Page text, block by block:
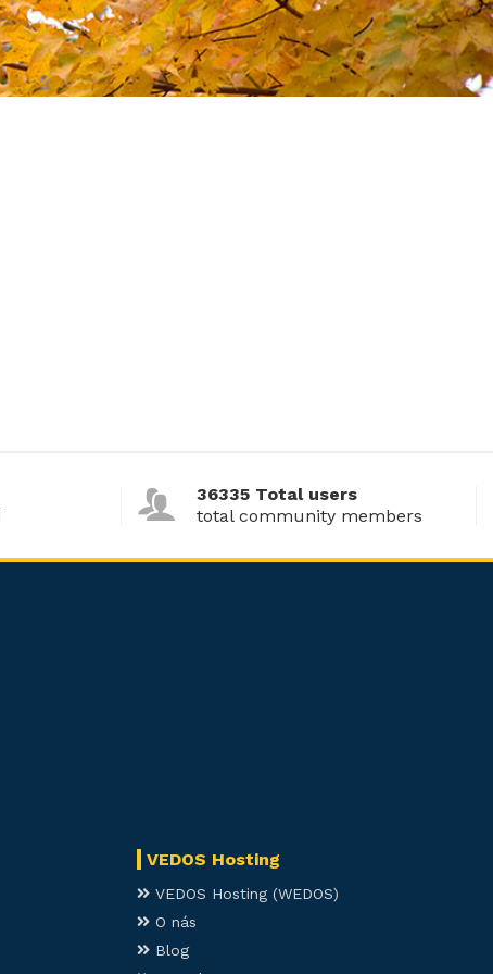
36335 Total users
total community members
VEDOS Hosting
VEDOS Hosting (WEDOS)
O nás
Blog